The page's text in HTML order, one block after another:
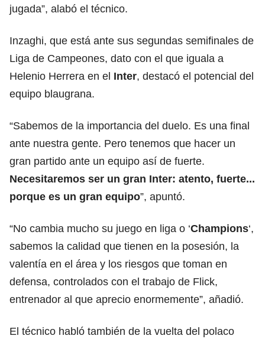
jugada”, alabó el técnico.
Inzaghi, que está ante sus segundas semifinales de
Liga de Campeones, dato con el que iguala a
Helenio Herrera en el Inter, destacó el potencial del
equipo blaugrana.
“Sabemos de la importancia del duelo. Es una final
ante nuestra gente. Pero tenemos que hacer un
gran partido ante un equipo así de fuerte.
Necesitaremos ser un gran Inter: atento, fuerte...
porque es un gran equipo”, apuntó.
“No cambia mucho su juego en liga o ‘Champions‘,
sabemos la calidad que tienen en la posesión, la
valentía en el área y los riesgos que toman en
defensa, controlados con el trabajo de Flick,
entrenador al que aprecio enormemente”, añadió.
El técnico habló también de la vuelta del polaco